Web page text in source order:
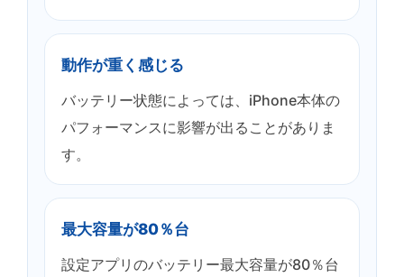
動作が重く感じる
バッテリー状態によっては、iPhone本体の
パフォーマンスに影響が出ることがありま
す。
最大容量が80％台
設定アプリのバッテリー最大容量が80％台